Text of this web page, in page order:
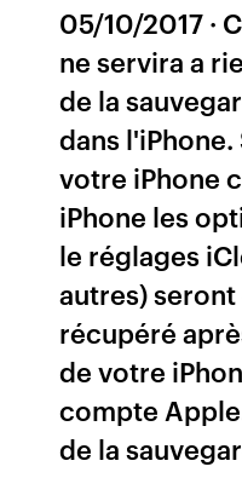
05/10/2017 ·
ne servira a
de la
dans
votre iPhone
iPhone les
le réglages
autres)
récupéré
de votre
compte
de la